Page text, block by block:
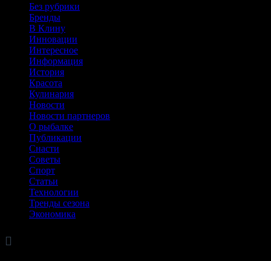
Без рубрики
Бренды
В Клину
Инновации
Интересное
Информация
История
Красота
Кулинария
Новости
Новости партнеров
О рыбалке
Публикации
Снасти
Советы
Спорт
Статьи
Технологии
Тренды сезона
Экономика
